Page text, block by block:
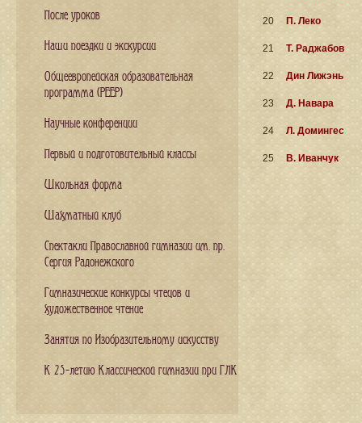
20 П. Леко
21 Т. Раджабов
22 Дин Лижэнь
23 Д. Навара
24 Л. Домингес
25 В. Иванчук
После уроков
Наши поездки и экскурсии
Общеевропейская образовательная
программа (PEEP)
Научные конференции
Первый и подготовительный классы
Школьная форма
Шахматный клуб
Спектакли Православной гимназии им. пр.
Сергия Радонежского
Гимназические конкурсы чтецов и
художественное чтение
Занятия по Изобразительному искусству
К 25-летию Классической гимназии при ГЛК